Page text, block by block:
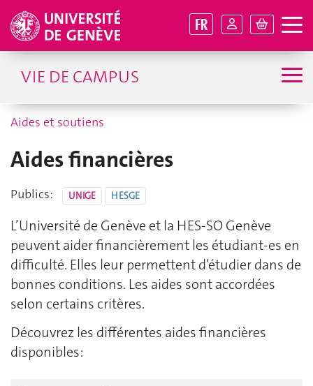
FR
VIE DE CAMPUS
Aides et soutiens
Aides financières
Publics: UNIGE HESGE
L’Université de Genève et la HES‑SO Genève
peuvent aider financièrement les étudiant‑es en
difficulté. Elles leur permettent d’étudier dans de
bonnes conditions. Les aides sont accordées
selon certains critères.
Découvrez les différentes aides financières
disponibles: